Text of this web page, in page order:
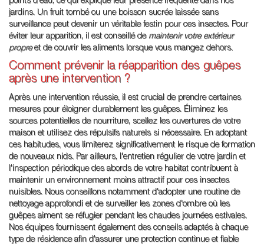
jardins. Un fruit tombé ou une boisson sucrée laissée sans
surveillance peut devenir un véritable festin pour ces insectes. Pour
éviter leur apparition, il est conseillé de maintenir votre extérieur
propreet de couvrir les aliments lorsque vous mangez dehors.
Comment prévenir la réapparition des guêpes
après une intervention ?
Après une intervention réussie, il est crucial de prendre certaines
mesures pour éloigner durablement les guêpes. Éliminez les
sources potentielles de nourriture, scellez les ouvertures de votre
maison et utilisez des répulsifs naturels si nécessaire. En adoptant
ces habitudes, vous limiterez significativement le risque de formation
de nouveaux nids. Par ailleurs, l'entretien régulier de votre jardin et
l'inspection périodique des abords de votre habitat contribuent à
maintenir un environnement moins attractif pour ces insectes
nuisibles. Nous conseillons notamment d'adopter une routine de
nettoyage approfondi et de surveiller les zones d'ombre où les
guêpes aiment se réfugier pendant les chaudes journées estivales.
Nos équipes fournissent également des conseils adaptés à chaque
type de résidence afin d'assurer une protection continue et fiable